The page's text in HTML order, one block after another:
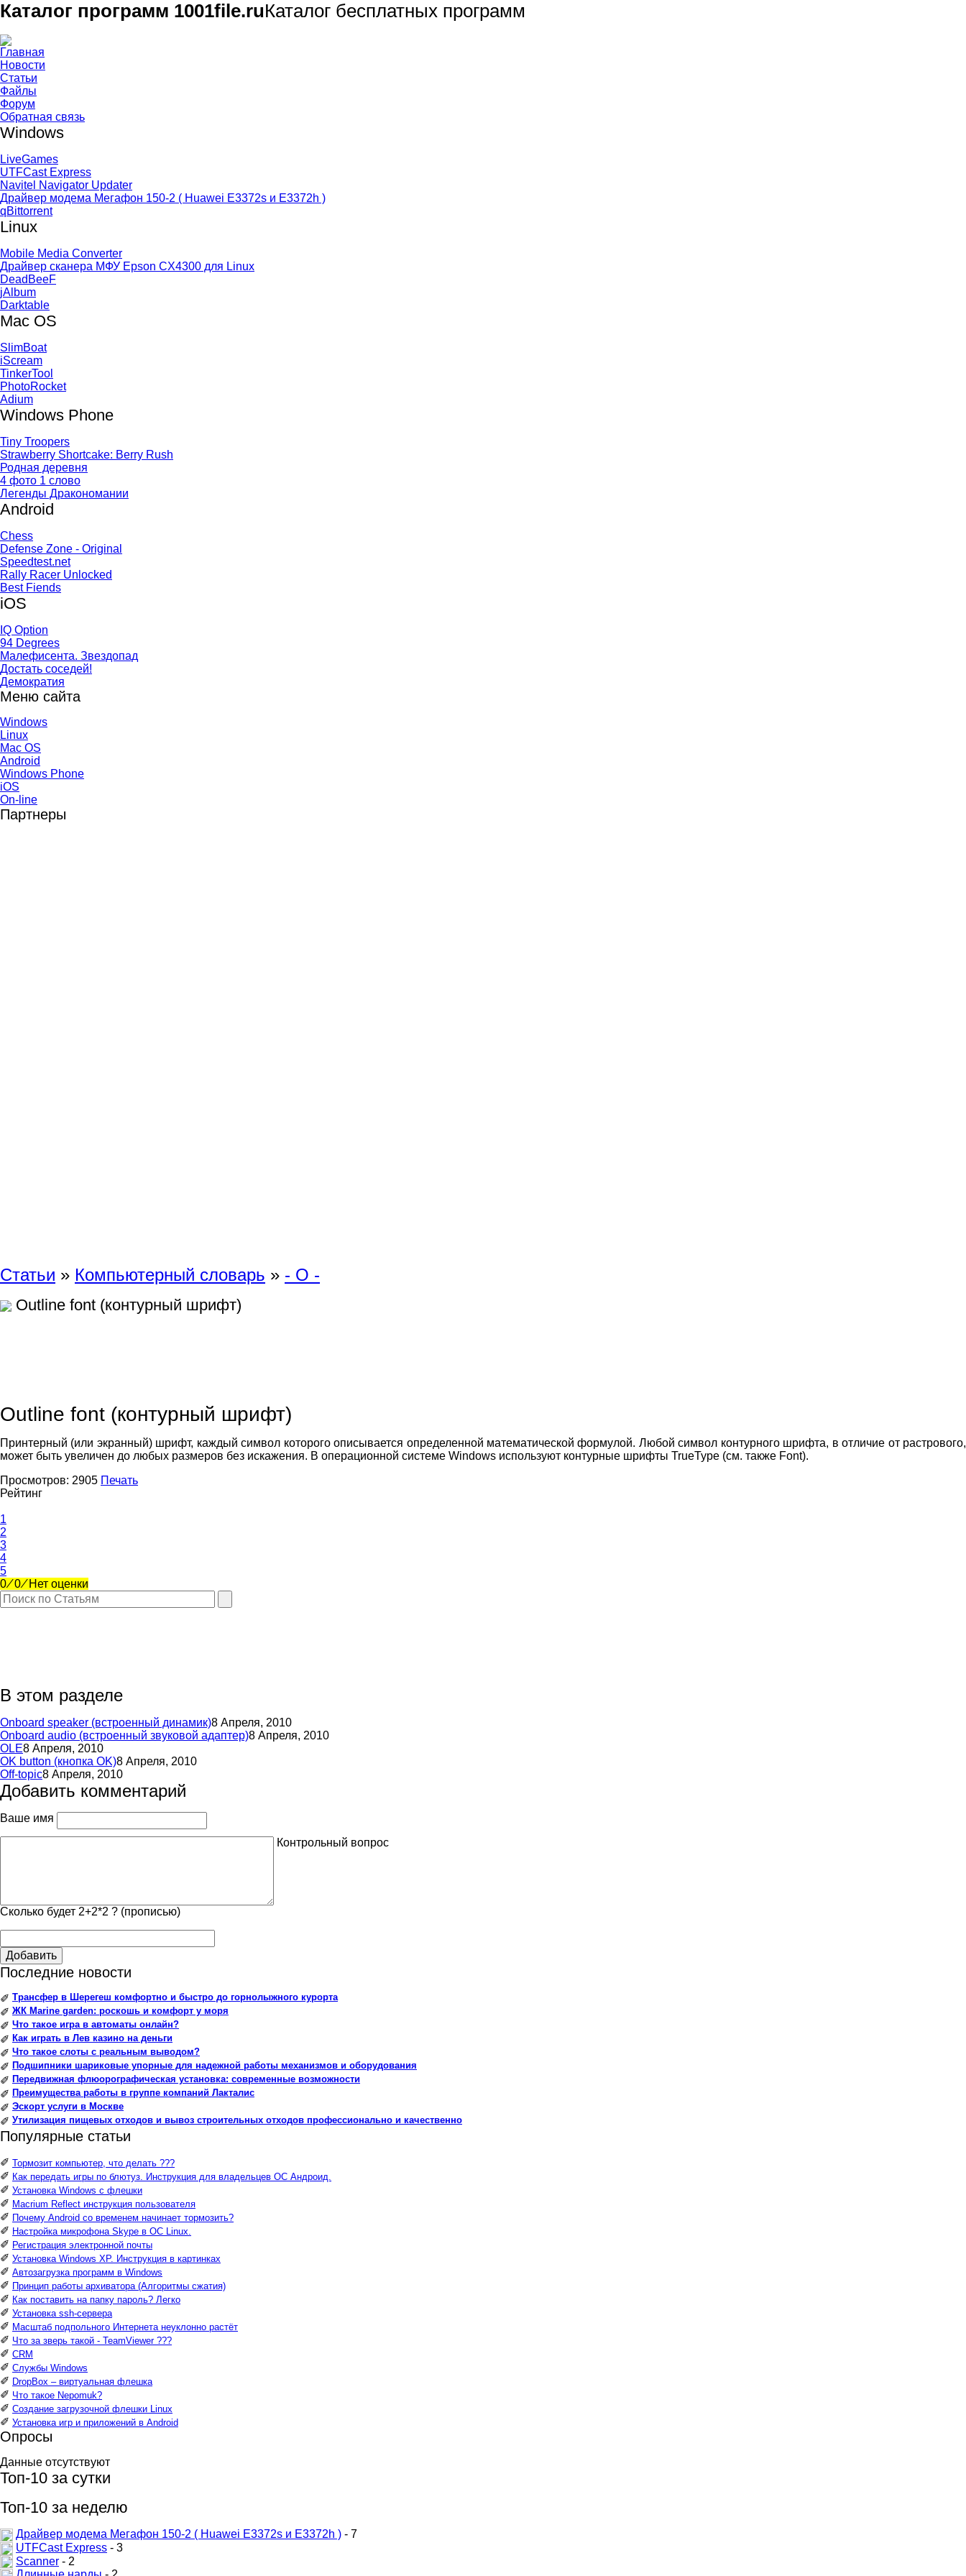
Каталог программ 1001file.ruКаталог бесплатных программ
Главная
Новости
Статьи
Файлы
Форум
Обратная связь
Windows
LiveGames
UTFCast Express
Navitel Navigator Updater
Драйвер модема Мегафон 150-2 ( Huawei E3372s и E3372h )
qBittorrent
Linux
Mobile Media Converter
Драйвер сканера МФУ Epson CX4300 для Linux
DeadBeeF
jAlbum
Darktable
Mac OS
SlimBoat
iScream
TinkerTool
PhotoRocket
Adium
Windows Phone
Tiny Troopers
Strawberry Shortcake: Berry Rush
Родная деревня
4 фото 1 слово
Легенды Дракономании
Android
Chess
Defense Zone - Original
Speedtest.net
Rally Racer Unlocked
Best Fiends
iOS
IQ Option
94 Degrees
Малефисента. Звездопад
Достать соседей!
Демократия
Меню сайта
Windows
Linux
Mac OS
Android
Windows Phone
iOS
On-line
Партнеры
Статьи » Компьютерный словарь » - O -
Outline font (контурный шрифт)
Outline font (контурный шрифт)
Принтерный (или экранный) шрифт, каждый символ которого описывается определенной математической формулой. Любой символ контурного шрифта, в отличие от растрового,
может быть увеличен до любых размеров без искажения. В операционной системе Windows используют контурные шрифты TrueType (см. также Font).
Просмотров: 2905 Печать
Рейтинг
1
2
3
4
5
0⁄0⁄Нет оценки
В этом разделе
Onboard speaker (встроенный динамик)8 Апреля, 2010
Onboard audio (встроенный звуковой адаптер)8 Апреля, 2010
OLE8 Апреля, 2010
OK button (кнопка OK)8 Апреля, 2010
Off-topic8 Апреля, 2010
Добавить комментарий
Ваше имя
Контрольный вопрос
Сколько будет 2+2*2 ? (прописью)
Добавить
Последние новости
✐ Трансфер в Шерегеш комфортно и быстро до горнолыжного курорта
✐ ЖК Marine garden: роскошь и комфорт у моря
✐ Что такое игра в автоматы онлайн?
✐ Как играть в Лев казино на деньги
✐ Что такое слоты с реальным выводом?
✐ Подшипники шариковые упорные для надежной работы механизмов и оборудования
✐ Передвижная флюорографическая установка: современные возможности
✐ Преимущества работы в группе компаний Лакталис
✐ Эскорт услуги в Москве
✐ Утилизация пищевых отходов и вывоз строительных отходов профессионально и качественно
Популярные статьи
✐ Тормозит компьютер, что делать ???
✐ Как передать игры по блютуз. Инструкция для владельцев ОС Андроид.
✐ Установка Windows с флешки
✐ Macrium Reflect инструкция пользователя
✐ Почему Android со временем начинает тормозить?
✐ Настройка микрофона Skype в ОС Linux.
✐ Регистрация электронной почты
✐ Установка Windows XP. Инструкция в картинках
✐ Автозагрузка программ в Windows
✐ Принцип работы архиватора (Алгоритмы сжатия)
✐ Как поставить на папку пароль? Легко
✐ Установка ssh-сервера
✐ Масштаб подпольного Интернета неуклонно растёт
✐ Что за зверь такой - TeamViewer ???
✐ CRM
✐ Службы Windows
✐ DropBox – виртуальная флешка
✐ Что такое Nepomuk?
✐ Создание загрузочной флешки Linux
✐ Установка игр и приложений в Android
Опросы
Данные отсутствуют
Топ-10 за сутки
Топ-10 за неделю
Драйвер модема Мегафон 150-2 ( Huawei E3372s и E3372h ) - 7
UTFCast Express - 3
Scanner - 2